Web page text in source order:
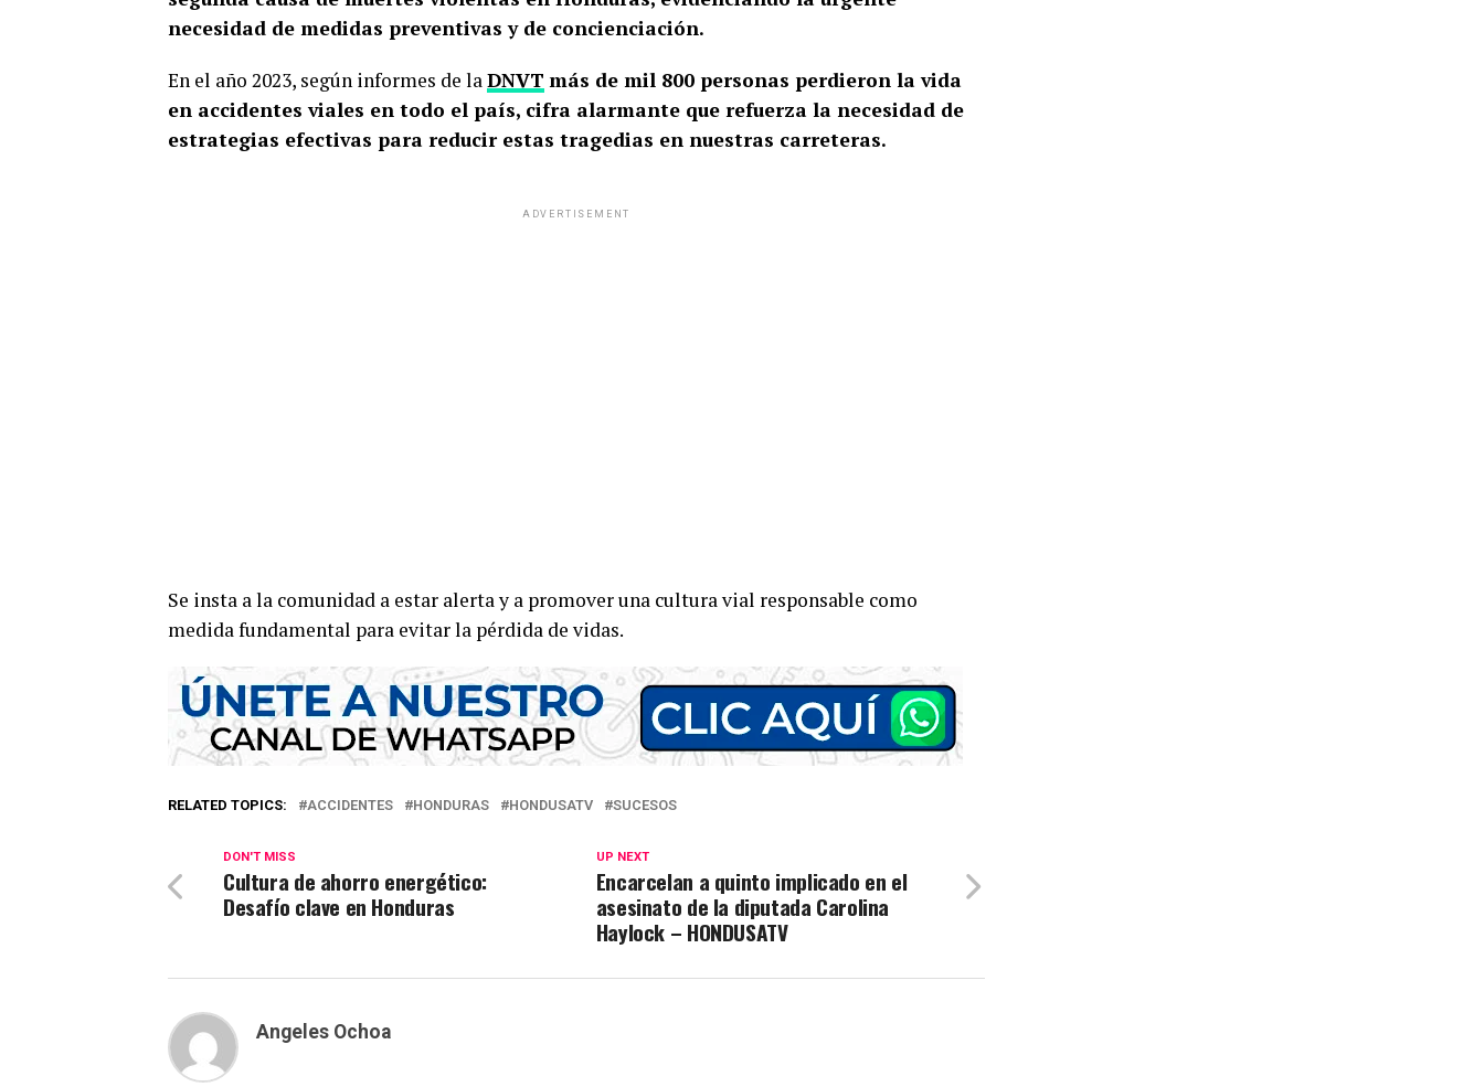
necesidad de medidas preventivas y de concienciación.
En el año 2023, según informes de la DNVT más de mil 800 personas perdieron la vida
en accidentes viales en todo el país, cifra alarmante que refuerza la necesidad de
estrategias efectivas para reducir estas tragedias en nuestras carreteras.
ADVERTISEMENT
Se insta a la comunidad a estar alerta y a promover una cultura vial responsable como
medida fundamental para evitar la pérdida de vidas.
RELATED TOPICS: ACCIDENTES HONDURAS HONDUSATV SUCESOS
UP NEXT
Encarcelan a quinto implicado en el
asesinato de la diputada Carolina
Haylock – HONDUSATV
DON'T MISS
Cultura de ahorro energético:
Desafío clave en Honduras
Angeles Ochoa